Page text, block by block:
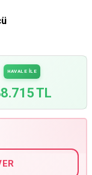
HAVALE İLE
TL